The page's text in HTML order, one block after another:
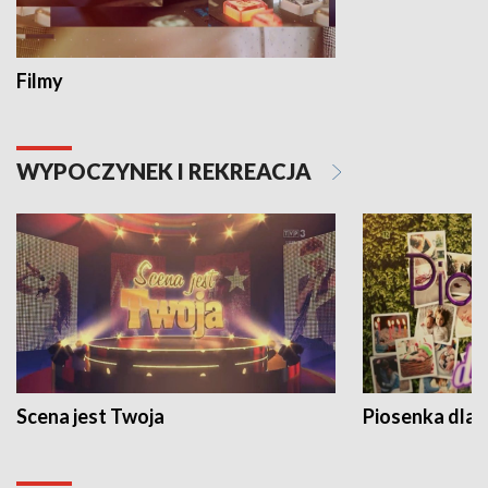
Filmy
WYPOCZYNEK I REKREACJA
Scena jest Twoja Piosenka dla